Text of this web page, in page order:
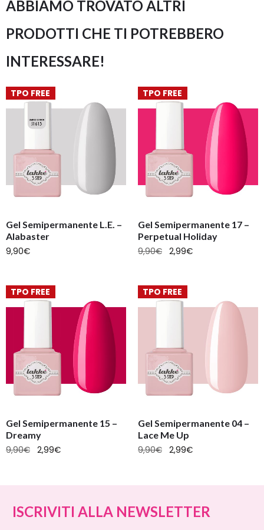
ABBIAMO TROVATO ALTRI
PRODOTTI CHE TI POTREBBERO
INTERESSARE!
TPO FREE
Gel Semipermanente L.E. –
Alabaster
9,90€
TPO FREE
Gel Semipermanente 17 –
Perpetual Holiday
9,90€ 2,99€
TPO FREE
Gel Semipermanente 15 –
Dreamy
9,90€ 2,99€
TPO FREE
Gel Semipermanente 04 –
Lace Me Up
9,90€ 2,99€
ISCRIVITI ALLA NEWSLETTER